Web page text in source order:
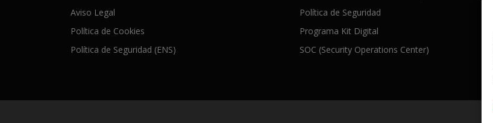
Aviso Legal
Política de Cookies
Política de Seguridad (ENS)
Política de Seguridad
Programa Kit Digital
SOC (Security Operations Center)